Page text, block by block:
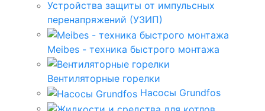
Устройства защиты от импульсных
перенапряжений (УЗИП)
Meibes - техника быстрого монтажа
Вентиляторные горелки
Насосы Grundfos